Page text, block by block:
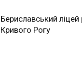
Бериславський
Кривого Рогу